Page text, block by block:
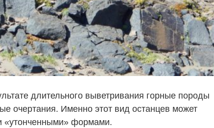
длительного выветривания горные породы
очертания. Именно этот вид останцев может
«утонченными» формами.